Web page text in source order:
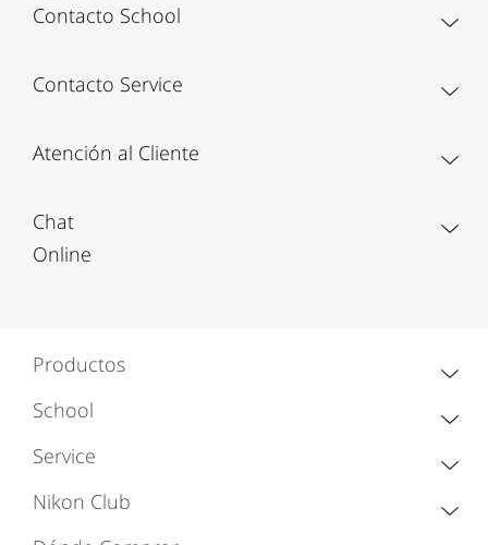
Contacto School
Contacto Service
Atención al Cliente
Chat
Online
Productos
School
Service
Nikon Club